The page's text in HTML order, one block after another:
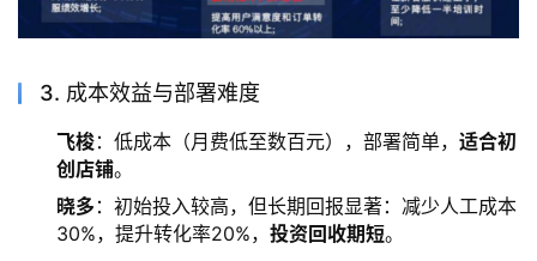
3. 成本效益与部署难度
飞梭：低成本（月费低至数百元），部署简单， 适合初
创店铺。
晓多 ：初始投入较高，但长期回报显著：减少人工成本
30%，提升转化率20%， 投资回收期短。